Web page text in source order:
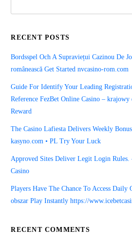
RECENT POSTS
Bordsspel Och A Supraviețui Cazinou De
românească Get Started nvcasino-rom.com
Guide For Identify Your Leading
Reference FezBet Online Casino –
Reward
The Casino Lafiesta Delivers Weekly
kasyno.com • PL Try Your Luck
Approved Sites Deliver Legit Login
Casino
Players Have The Chance To Access Daily
obszar Play Instantly https://
RECENT COMMENTS